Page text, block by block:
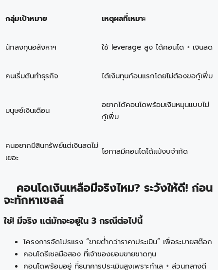
กลุ่มเป้าหมาย เหตุผลที่เหมาะ
นักลงทุนอสังหาฯ ใช้ leverage สูง ได้คอนโด + เงินสด
คนเริ่มต้นทำธุรกิจ ได้เงินทุนก้อนแรกโดยไม่ต้องขอกู้เพิ่ม
มนุษย์เงินเดือน
อยากได้คอนโดพร้อมเงินหมุนแบบไม่
กู้เพิ่ม
คนอยากมีสินทรัพย์แต่เงินสดไม่
เยอะ
โอกาสมีคอนโดได้แม้งบจำกัด
คอนโดเงินเหลือมีจริงไหม? ระวังให้ดี! ก่อน
จะทักหาเซลล์
ใช่! มีจริง แต่มักจะอยู่ใน 3 กรณีต่อไปนี้
โครงการจัดโปรแรง “ขายต่ำกว่าราคาประเมิน” เพื่อระบายสต๊อก
คอนโดรีเซลมือสอง ที่เจ้าของยอมขายขาดทุน
คอนโดพร้อมอยู่ ที่ธนาคารประเมินสูงเพราะทำเล + ส่วนกลางดี